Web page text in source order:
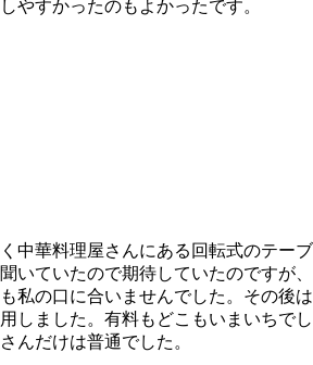
やすかったのもよかったです。
中華料理屋さんにある回転式のテーブ
いていたので期待していたのですが、
私の口に合いませんでした。その後は
しました。有料もどこもいまいちでし
んだけは普通でした。